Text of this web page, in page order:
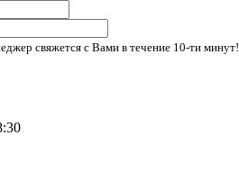
свяжется с Вами в течение 10-ти минут!